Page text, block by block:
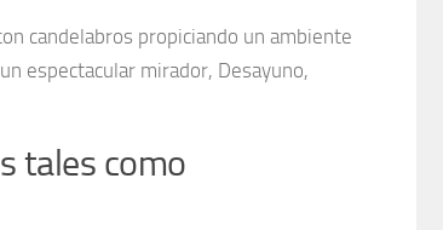
candelabros propiciando un ambiente
espectacular mirador, Desayuno,
tales como